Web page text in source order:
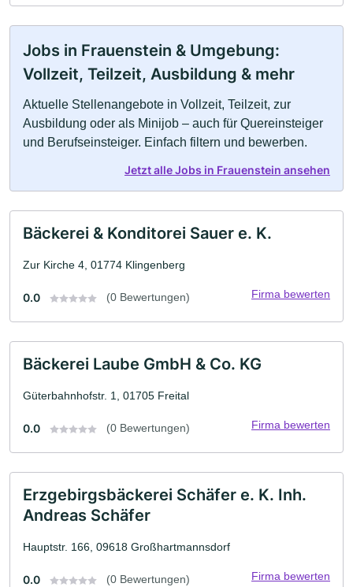
Jobs in Frauenstein & Umgebung:
Vollzeit, Teilzeit, Ausbildung & mehr
Aktuelle Stellenangebote in Vollzeit, Teilzeit, zur
Ausbildung oder als Minijob – auch für Quereinsteiger
und Berufseinsteiger. Einfach filtern und bewerben.
Jetzt alle Jobs in Frauenstein ansehen
Bäckerei & Konditorei Sauer e. K.
Zur Kirche 4, 01774 Klingenberg
0.0 (0 Bewertungen) Firma bewerten
Bäckerei Laube GmbH & Co. KG
Güterbahnhofstr. 1, 01705 Freital
0.0 (0 Bewertungen) Firma bewerten
Erzgebirgsbäckerei Schäfer e. K. Inh.
Andreas Schäfer
Hauptstr. 166, 09618 Großhartmannsdorf
0.0 (0 Bewertungen) Firma bewerten